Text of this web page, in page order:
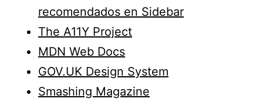
recomendados en Sidebar
The A11Y Project
MDN Web Docs
GOV.UK Design System
Smashing Magazine